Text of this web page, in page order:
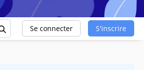
Se connecter S'inscrire